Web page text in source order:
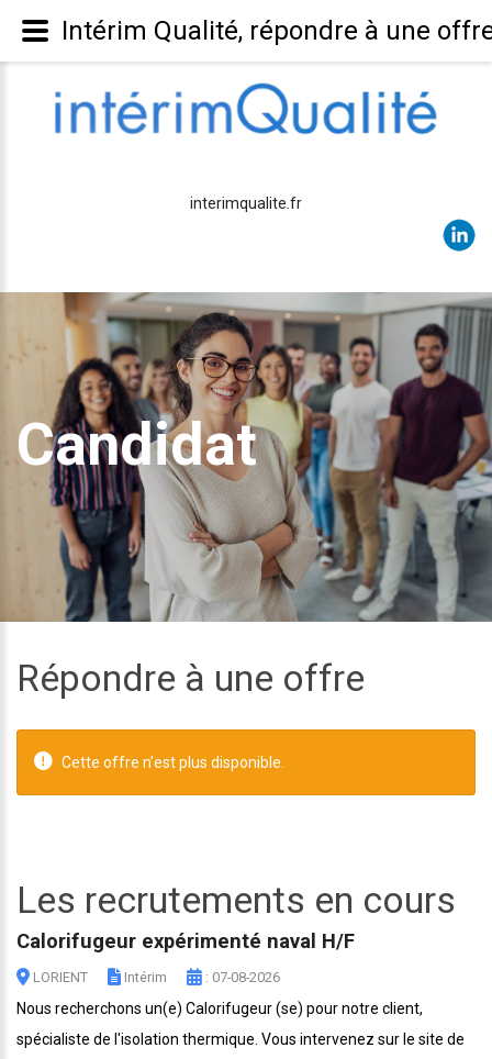
interimqualite.fr
Candidat
Répondre à une offre
Cette offre n'est plus disponible.
Les recrutements en cours
Calorifugeur expérimenté naval H/F
LORIENT Intérim : 07-08-2026
Nous recherchons un(e) Calorifugeur (se) pour notre client,
spécialiste de l'isolation thermique. Vous intervenez sur le site de
Intérim Qualité, répondre à une